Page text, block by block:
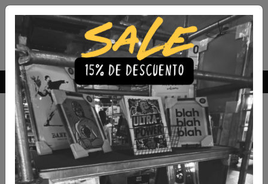
Envío Gratis a todo Chile comprando 3 o más productos